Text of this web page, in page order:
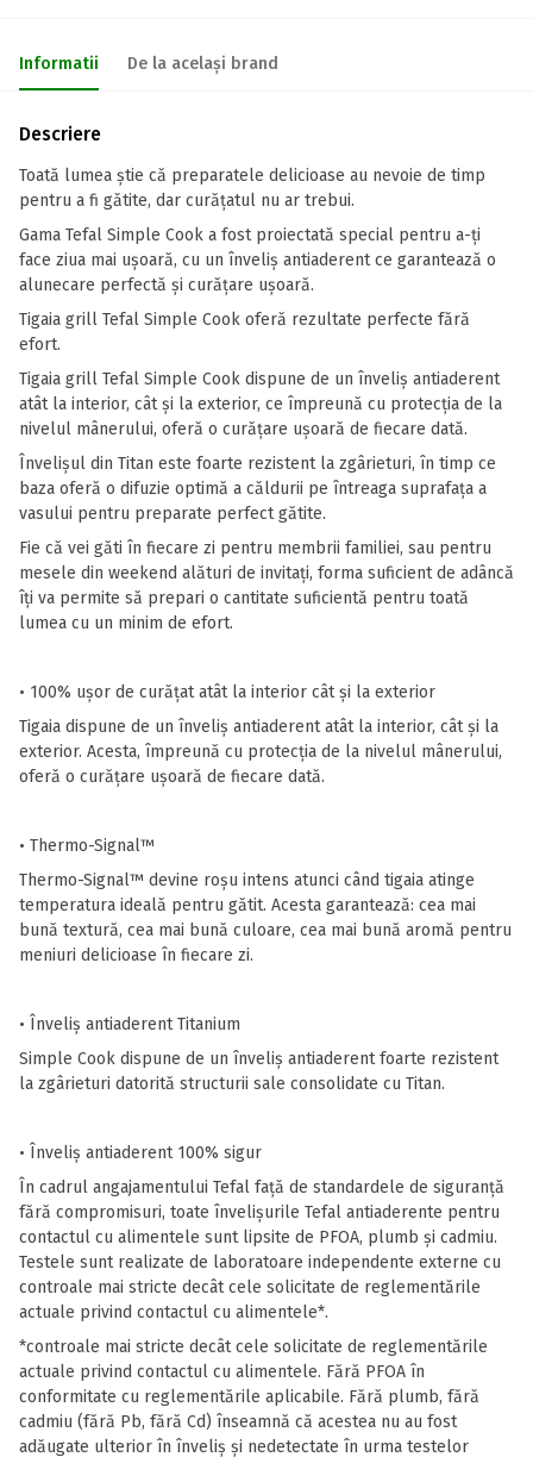
Informatii De la același brand
Descriere
Toată lumea știe că preparatele delicioase au nevoie de timp
pentru a fi gătite, dar curățatul nu ar trebui.
Gama Tefal Simple Cook a fost proiectată special pentru a-ți
face ziua mai ușoară, cu un înveliș antiaderent ce garantează o
alunecare perfectă și curățare ușoară.
Tigaia grill Tefal Simple Cook oferă rezultate perfecte fără
efort.
Tigaia grill Tefal Simple Cook dispune de un înveliș antiaderent
atât la interior, cât și la exterior, ce împreună cu protecția de la
nivelul mânerului, oferă o curățare ușoară de fiecare dată.
Învelișul din Titan este foarte rezistent la zgârieturi, în timp ce
baza oferă o difuzie optimă a căldurii pe întreaga suprafața a
vasului pentru preparate perfect gătite.
Fie că vei găti în fiecare zi pentru membrii familiei, sau pentru
mesele din weekend alături de invitați, forma suficient de adâncă
îți va permite să prepari o cantitate suficientă pentru toată
lumea cu un minim de efort.
• 100% ușor de curățat atât la interior cât și la exterior
Tigaia dispune de un înveliș antiaderent atât la interior, cât și la
exterior. Acesta, împreună cu protecția de la nivelul mânerului,
oferă o curățare ușoară de fiecare dată.
• Thermo-Signal™
Thermo-Signal™ devine roșu intens atunci când tigaia atinge
temperatura ideală pentru gătit. Acesta garantează: cea mai
bună textură, cea mai bună culoare, cea mai bună aromă pentru
meniuri delicioase în fiecare zi.
• Înveliș antiaderent Titanium
Simple Cook dispune de un înveliș antiaderent foarte rezistent
la zgârieturi datorită structurii sale consolidate cu Titan.
• Înveliș antiaderent 100% sigur
În cadrul angajamentului Tefal față de standardele de siguranță
fără compromisuri, toate învelișurile Tefal antiaderente pentru
contactul cu alimentele sunt lipsite de PFOA, plumb și cadmiu.
Testele sunt realizate de laboratoare independente externe cu
controale mai stricte decât cele solicitate de reglementările
actuale privind contactul cu alimentele*.
*controale mai stricte decât cele solicitate de reglementările
actuale privind contactul cu alimentele. Fără PFOA în
conformitate cu reglementările aplicabile. Fără plumb, fără
cadmiu (fără Pb, fără Cd) înseamnă că acestea nu au fost
adăugate ulterior în înveliș și nedetectate în urma testelor